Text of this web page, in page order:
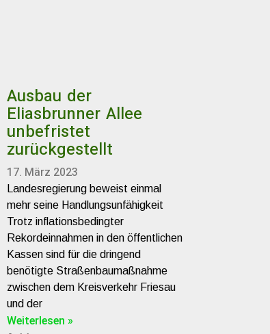
Ausbau der
Eliasbrunner Allee
unbefristet
zurückgestellt
17. März 2023
Landesregierung beweist einmal
mehr seine Handlungsunfähigkeit
Trotz inflationsbedingter
Rekordeinnahmen in den öffentlichen
Kassen sind für die dringend
benötigte Straßenbaumaßnahme
zwischen dem Kreisverkehr Friesau
und der
Weiterlesen »